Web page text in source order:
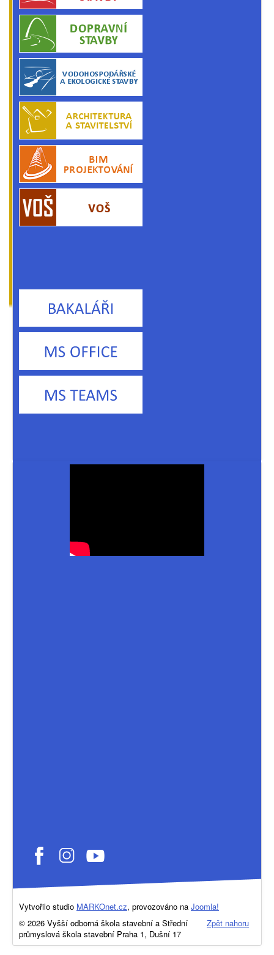
Vytvořilo studio MARKOnet.cz, provozováno na Joomla!
Zpět nahoru
© 2026 Vyšší odborná škola stavební a Střední
průmyslová škola stavební Praha 1, Dušní 17